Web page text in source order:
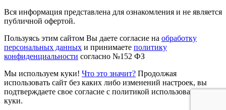
Вся информация представлена для ознакомления и не является
публичной офертой.
Пользуясь этим сайтом Вы даете согласие на обработку
персональных данных и принимаете политику
конфиденциальности согласно №152 ФЗ
Мы используем куки! Что это значит? Продолжая
использовать сайт без каких либо изменений настроек, вы
подтверждаете свое согласие с политикой использования
куки.